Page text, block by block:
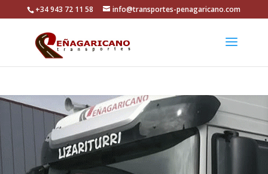
+34 943 72 11 58 info@transportes-penagaricano.com